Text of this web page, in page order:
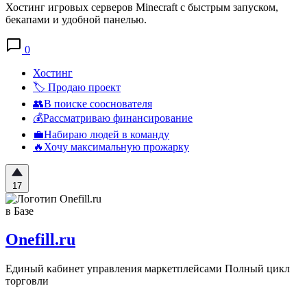
Хостинг игровых серверов Minecraft с быстрым запуском,
бекапами и удобной панелью.
0
Хостинг
🏷️ Продаю проект
👥В поиске сооснователя
💰Рассматриваю финансирование
💼Набираю людей в команду
🔥Хочу максимальную прожарку
17
в Базе
Onefill.ru
Единый кабинет управления маркетплейсами Полный цикл
торговли